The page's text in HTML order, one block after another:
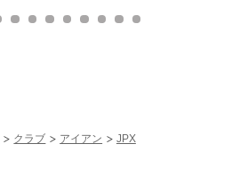
クラブ アイアン JPX